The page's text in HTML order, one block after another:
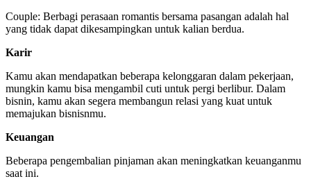
Couple: Berbagi perasaan romantis bersama pasangan adalah hal
yang tidak dapat dikesampingkan untuk kalian berdua.
Karir
Kamu akan mendapatkan beberapa kelonggaran dalam pekerjaan,
mungkin kamu bisa mengambil cuti untuk pergi berlibur. Dalam
bisnin, kamu akan segera membangun relasi yang kuat untuk
memajukan bisnisnmu.
Keuangan
Beberapa pengembalian pinjaman akan meningkatkan keuanganmu
saat ini.